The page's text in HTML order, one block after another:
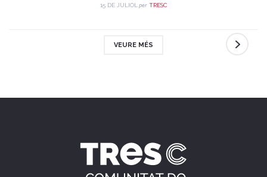
15 DE JULIOL per TRESC
VEURE MÉS